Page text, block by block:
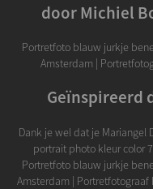
door Michiel
Portretfoto blauw jurkje
Amsterdam |
Geïnspireerd
Dank je wel dat je
portrait photo kleur color
Portretfoto blauw jurkje
Amsterdam | Portretfotograaf